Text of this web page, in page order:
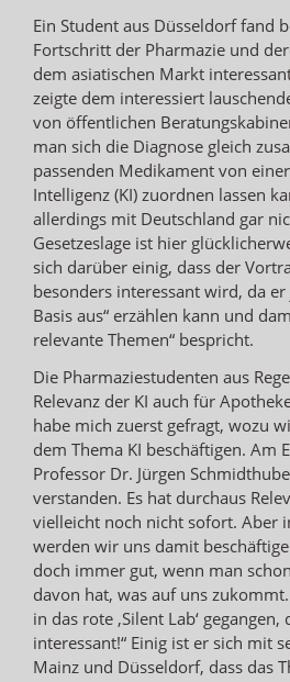
Ein Student aus Düsseldorf fand
Fortschritt der Pharmazie und
dem asiatischen Markt
zeigte dem interessiert
von öffentlichen
man sich die Diagnose gleich
passenden Medikament von
Intelligenz (KI) zuordnen lassen
allerdings mit Deutschland gar
Gesetzeslage ist hier
sich darüber einig, dass der
besonders interessant wird, da
Basis aus“ erzählen kann und
relevante Themen“ bespricht.
Die Pharmaziestudenten aus
Relevanz der KI auch für
habe mich zuerst gefragt, wozu
dem Thema KI beschäftigen. Am
Professor Dr. Jürgen
verstanden. Es hat durchaus
vielleicht noch nicht sofort. Aber
werden wir uns damit
doch immer gut, wenn man
davon hat, was auf uns
in das rote ‚Silent Lab‘
interessant!“ Einig ist er sich mit
Mainz und Düsseldorf, dass das